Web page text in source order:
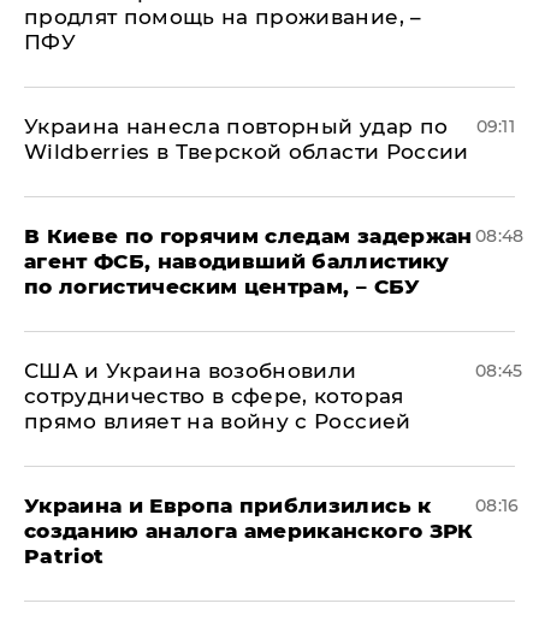
продлят помощь на проживание, –
ПФУ
Украина нанесла повторный удар по
Wildberries в Тверской области России
09:11
В Киеве по горячим следам задержан
агент ФСБ, наводивший баллистику
по логистическим центрам, – СБУ
08:48
США и Украина возобновили
сотрудничество в сфере, которая
прямо влияет на войну с Россией
08:45
Украина и Европа приблизились к
созданию аналога американского ЗРК
Patriot
08:16